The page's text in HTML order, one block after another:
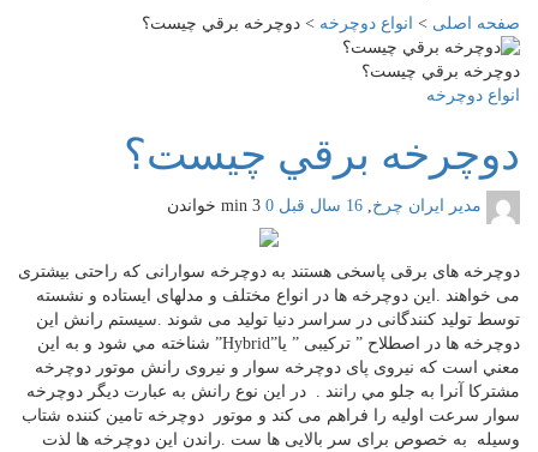
صفحه اصلی > انواع دوچرخه > دوچرخه برقي چیست؟
دوچرخه برقي چیست؟
انواع دوچرخه
دوچرخه برقي چیست؟
مدیر ایران چرخ, 16 سال قبل 0
3 min خواندن
دوچرخه های برقی پاسخی هستند به دوچرخه سوارانی كه راحتی بيشتری
می خواهند .اين دوچرخه ها در انواع مختلف و مدلهای ايستاده و نشسته
توسط توليد كنندگانی در سراسر دنيا توليد می شوند .سيستم رانش اين
دوچرخه ها در اصطلاح ” تركيبی ” يا”Hybrid” شناخته مي شود و به اين
معني است كه نيروی پای دوچرخه سوار و نيروی رانش موتور دوچرخه
مشتركا آنرا به جلو مي رانند . در اين نوع رانش به عبارت ديگر دوچرخه
سوار سرعت اوليه را فراهم می كند و موتور دوچرخه تامين كننده شتاب
وسيله به خصوص برای سر بالايی ها ست .راندن اين دوچرخه ها لذت